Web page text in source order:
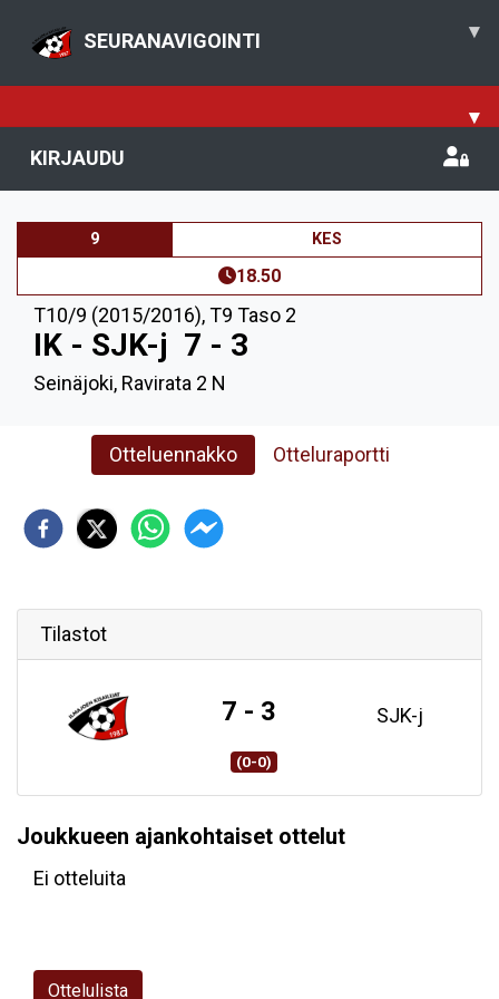
SEURANAVIGOINTI ▾
▾
KIRJAUDU
9 KES
18.50
T10/9 (2015/2016),T9 Taso 2
IK - SJK-j 7 - 3
Seinäjoki, Ravirata 2 N
Otteluennakko Otteluraportti
Tilastot
7 - 3 SJK-j
(0-0)
Joukkueen ajankohtaiset ottelut
Ei otteluita
Ottelulista